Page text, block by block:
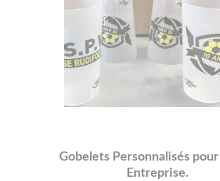
Gobelets Personnalisés
Entreprise.